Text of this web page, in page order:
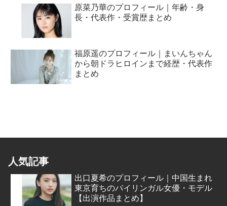
原菜乃華のプロフィール｜年齢・身
長・代表作・受賞歴まとめ
福原遥のプロフィール｜まいんちゃん
から朝ドラヒロインまで経歴・代表作
まとめ
人気記事
出口夏希のプロフィール｜中国生まれ
東京育ちのバイリンガル女優・モデル
【出演作品まとめ】